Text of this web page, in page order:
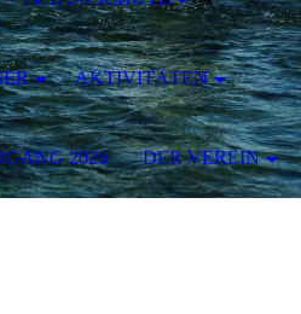
AKTIVITÄTEN
2026 DER VEREIN